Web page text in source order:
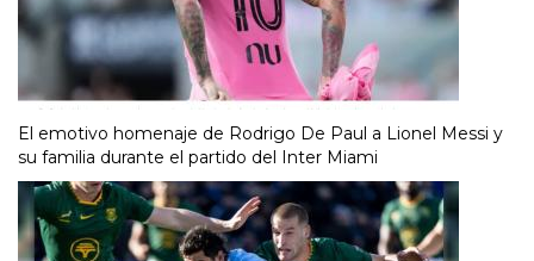
El emotivo homenaje de Rodrigo De Paul a Lionel Messi y
su familia durante el partido del Inter Miami